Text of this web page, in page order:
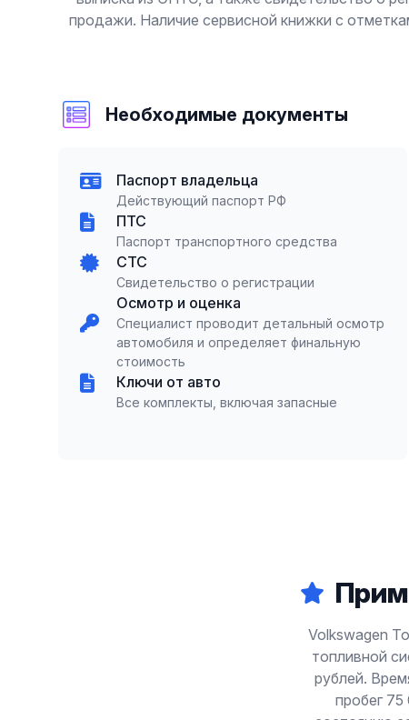
продажи. Наличие сервисной книжки с
Необходимые документы
Паспорт владельца
Действующий паспорт РФ
ПТС
Паспорт транспортного средства
СТС
Свидетельство о регистрации
Осмотр и оценка
Специалист проводит детальный осмотр
автомобиля и определяет финальную
стоимость
Ключи от авто
Все комплекты, включая запасные
Volkswagen
топливной
рублей.
пробег